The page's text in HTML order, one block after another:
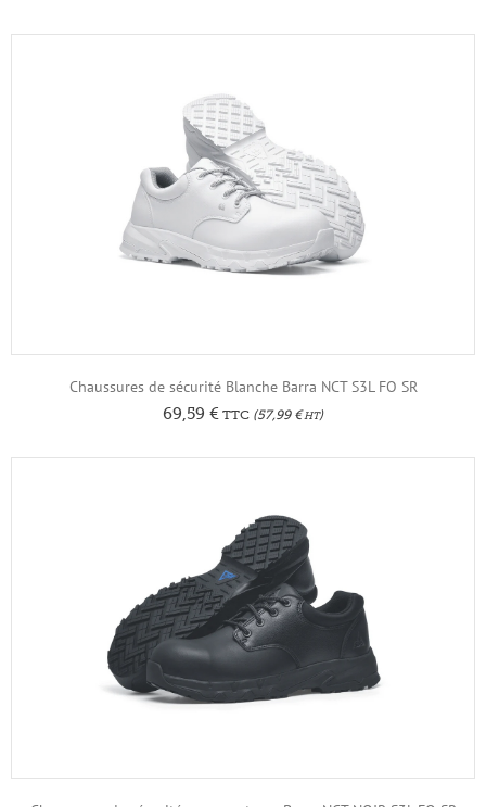
Chaussures de sécurité Blanche Barra NCT S3L FO SR
69,59 € TTC (57,99 €HT)